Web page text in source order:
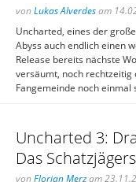
von Lukas Alverdesam
Uncharted, eines der
Abyss auch endlich einen
Release bereits nächste
versäumt, noch rechtzeitig
Fangemeinde noch
Uncharted 3:
Das
von Florian Merzam